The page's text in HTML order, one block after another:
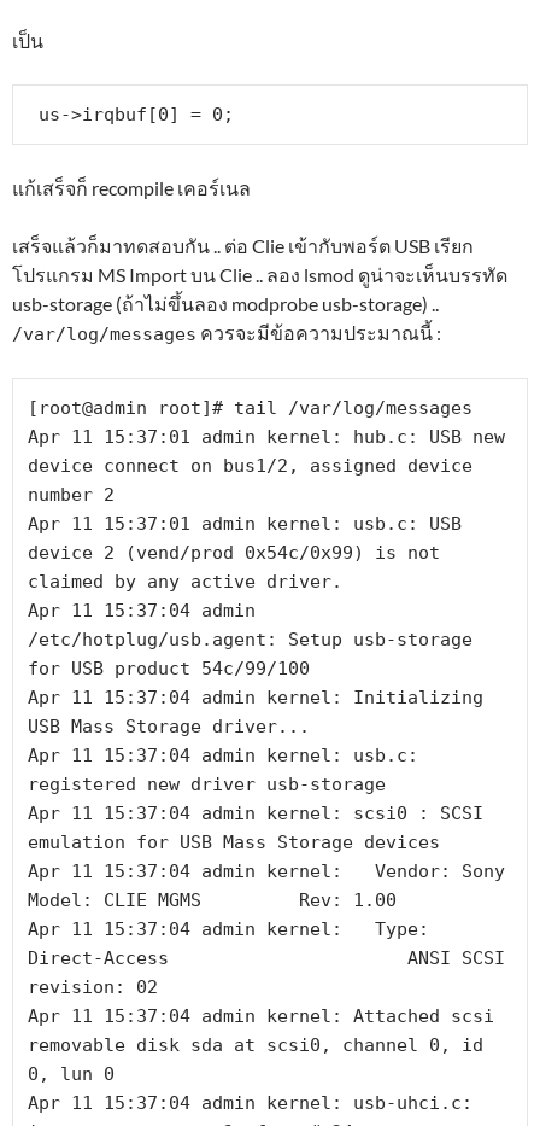
เป็น
us->irqbuf[0] = 0;
แก้เสร็จก็ recompile เคอร์เนล
เสร็จแล้วก็มาทดสอบกัน .. ต่อ Clie เข้ากับพอร์ต USB เรียก
โปรแกรม MS Import บน Clie .. ลอง lsmod ดูน่าจะเห็นบรรทัด
usb-storage (ถ้าไม่ขึ้นลอง modprobe usb-storage) ..
/var/log/messages ควรจะมีข้อความประมาณนี้ :
[root@admin root]# tail /var/log/messages
Apr 11 15:37:01 admin kernel: hub.c: USB new
device connect on bus1/2, assigned device
number 2
Apr 11 15:37:01 admin kernel: usb.c: USB
device 2 (vend/prod 0x54c/0x99) is not
claimed by any active driver.
Apr 11 15:37:04 admin
/etc/hotplug/usb.agent: Setup usb-storage
for USB product 54c/99/100
Apr 11 15:37:04 admin kernel: Initializing
USB Mass Storage driver...
Apr 11 15:37:04 admin kernel: usb.c:
registered new driver usb-storage
Apr 11 15:37:04 admin kernel: scsi0 : SCSI
emulation for USB Mass Storage devices
Apr 11 15:37:04 admin kernel:   Vendor: Sony
Model: CLIE MGMS         Rev: 1.00
Apr 11 15:37:04 admin kernel:   Type:
Direct-Access                      ANSI SCSI
revision: 02
Apr 11 15:37:04 admin kernel: Attached scsi
removable disk sda at scsi0, channel 0, id
0, lun 0
Apr 11 15:37:04 admin kernel: usb-uhci.c: